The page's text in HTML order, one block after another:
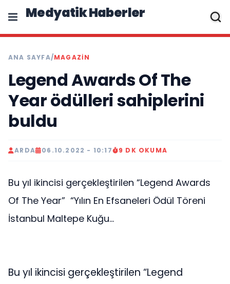
Medyatik Haberler
ANA SAYFA/MAGAZİN
Legend Awards Of The
Year ödülleri sahiplerini
buldu
ARDA 06.10.2022 - 10:17 9 DK OKUMA
Bu yıl ikincisi gerçekleştirilen “Legend Awards
Of The Year” “Yılın En Efsaneleri Ödül Töreni
İstanbul Maltepe Kuğu...
Bu yıl ikincisi gerçekleştirilen “Legend